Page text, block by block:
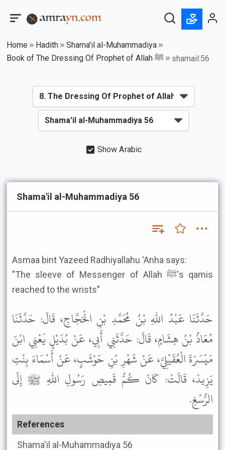
Home Hadith
Shama'il al-Muhammadiya
Book of The Dressing Of Prophet of Allah ﷺ
shamail:56
Show Arabic
Shama'il al-Muhammadiya 56
Asmaa bint Yazeed Radhiyallahu 'Anha says:
"The sleeve of Messenger of Allah ﷺ's qamis
reached to the wrists"
حَدَّثَنَا عَبْدُ اللهِ بْنُ مُحَمَّدِ بْنِ الْحَجَّاجِ، قَالَ: حَدَّثَنَا
مُعَاذُ بْنُ هِشَامٍ، قَالَ: حَدَّثَنِي أَبِي، عَنْ بُدَيْلٍ يَعْنِي ابْنَ
مَيْسَرَةَ الْعُقَيْلِيَّ، عَنْ شَهْرِ بْنِ حَوْشَبٍ، عَنْ أَسْمَاءَ بِنْتِ
يَزِيدَ، قَالَتْ: كَانَ كُمُّ قَمِيصِ رَسُولِ اللهِ ﷺ إِلَى
الرُّسْغِ.
References
Shama'il al-Muhammadiya 56